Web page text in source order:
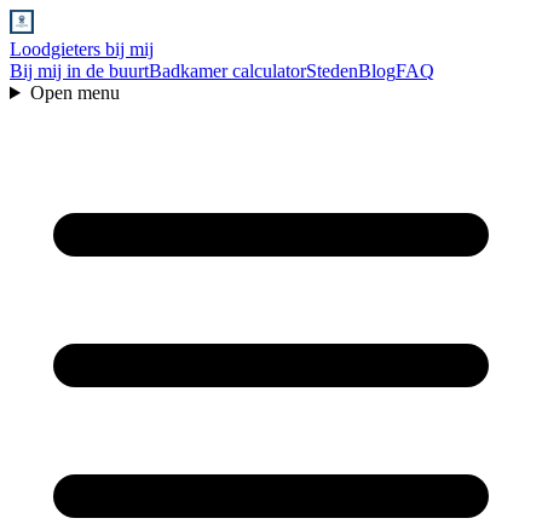
Loodgieters bij mij
Bij mij in de buurtBadkamer calculatorStedenBlogFAQ
Open menu